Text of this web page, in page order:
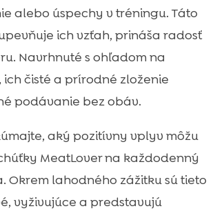
alebo úspechy v tréningu. Táto
ich vzťah, prináša radosť
Navrhnuté s ohľadom na
čisté a prírodné zloženie
podávanie bez obáv.
aký pozitívny vplyv môžu
MeatLover na každodenný
Okrem lahodného zážitku sú tieto
vyživujúce a predstavujú